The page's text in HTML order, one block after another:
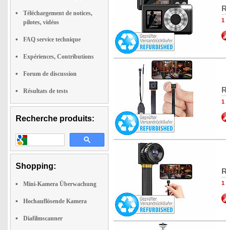
Téléchargement de notices,
pilotes, vidéos
FAQ service technique
Expériences, Contributions
Forum de discussion
Résultats de tests
Recherche produits:
Shopping:
Mini-Kamera Überwachung
Hochauflösende Kamera
Diafilmscanner
1
1
1